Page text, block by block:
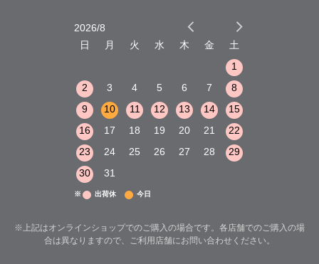
2026/8
日
月 火 水 木 金
土
1
2
3 4 5 6 7
8
9
10 11 12 13 14
15
16
17 18 19 20 21
22
23
24 25 26 27 28
29
30
31
※ 出荷休 今日
※上記はオンラインショップでのご購入の場合です。各店舗でのご購入の場
合は異なりますので、ご利用店舗にお問い合わせください。